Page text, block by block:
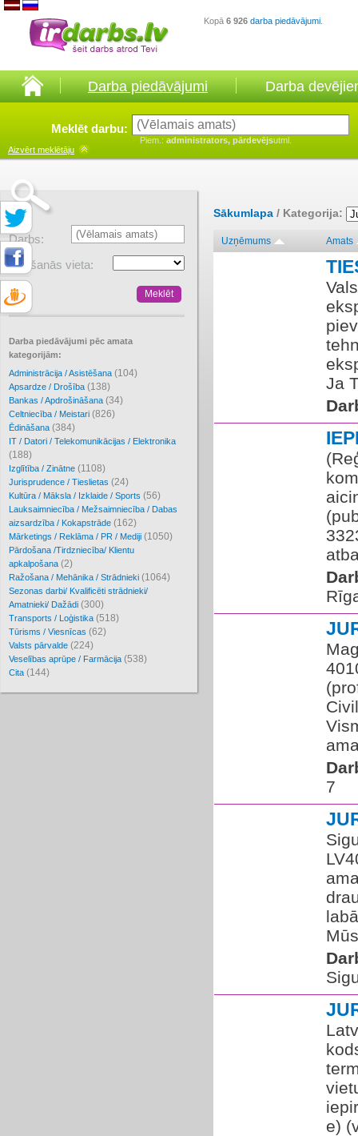
Kopā 6 926 darba piedāvājumi
Darba piedāvājumi Darba
Meklēt darbu:
Piem.: administrators, pārdevējsutml.
Aizvērt meklētāju
Darbs:
Atrašanās vieta:
Darba piedāvājumi pēc amata
kategorijām:
Administrācija / Asistēšana (104)
Apsardze / Drošība (138)
Bankas / Apdrošināšana (34)
Celtniecība / Meistari (826)
Ēdināšana (384)
IT / Datori / Telekomunikācijas / Elektronika
(188)
Izglītība / Zinātne (1108)
Jurisprudence / Tieslietas (24)
Kultūra / Māksla / Izklaide / Sports (56)
Lauksaimniecība / Mežsaimniecība / Dabas
aizsardzība / Kokapstrāde (162)
Mārketings / Reklāma / PR / Mediji (1050)
Pārdošana /Tirdzniecība/ Klientu
apkalpošana (2)
Ražošana / Mehānika / Strādnieki (1064)
Sezonas darbi/ Kvalificēti strādnieki/
Amatnieki/ Dažādi (300)
Transports / Loģistika (518)
Tūrisms / Viesnīcas (62)
Valsts pārvalde (224)
Veselības aprūpe / Farmācija (538)
Cita (144)
Sākumlapa / Kategorija:
Uzņēmums Amats
Ja
7
e)